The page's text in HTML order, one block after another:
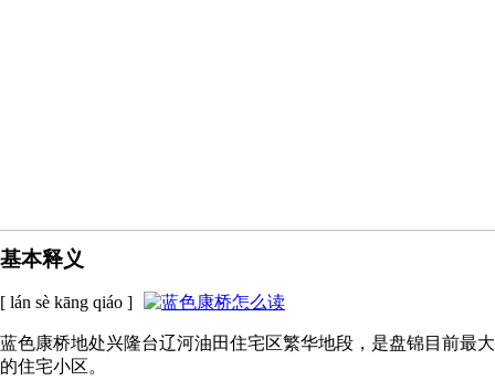
基本释义
[ lán sè kāng qiáo ]
蓝色康桥地处兴隆台辽河油田住宅区繁华地段，是盘锦目前最大
的住宅小区。